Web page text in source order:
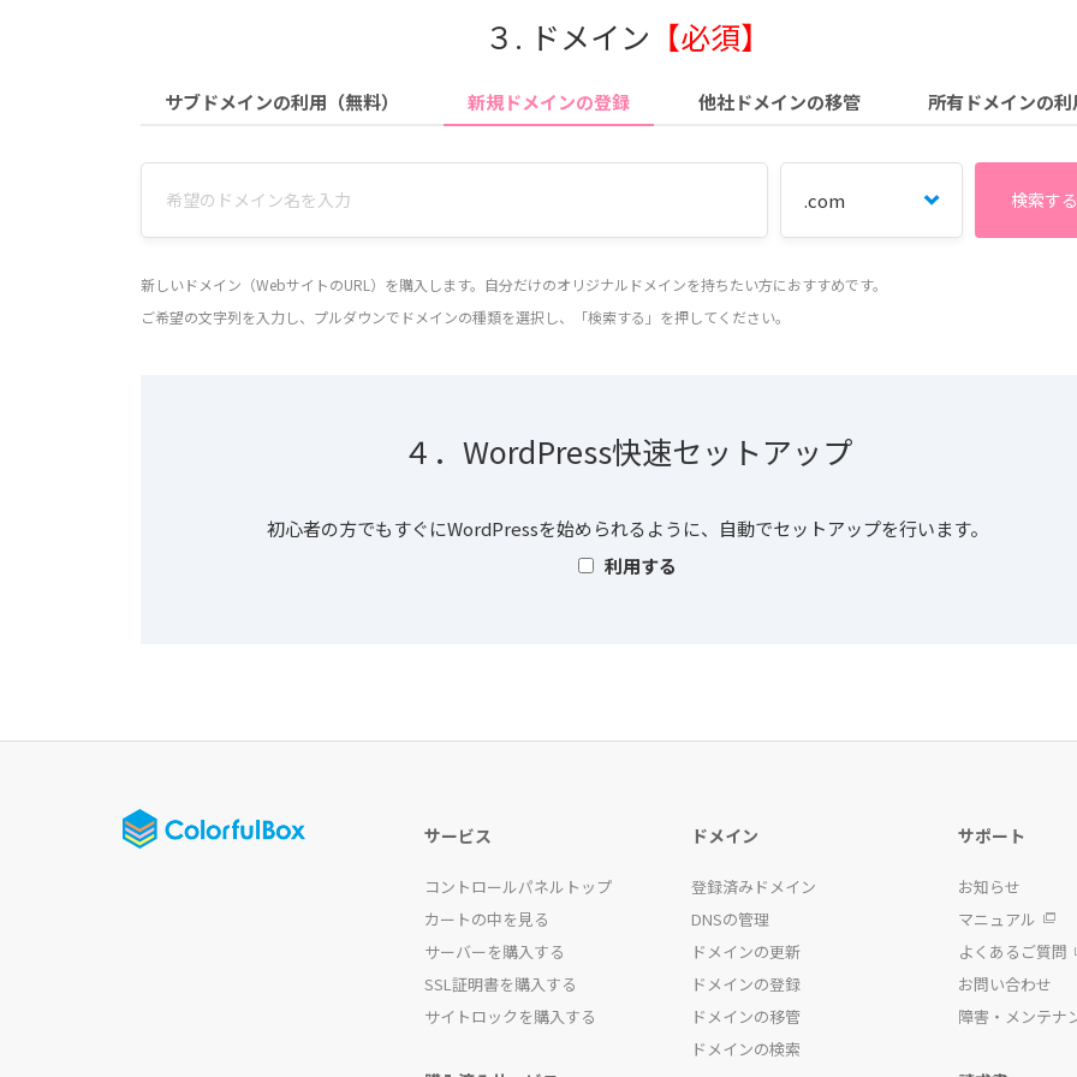
３. ドメイン 【必須】
サブドメインの利用（無料） 新規ドメインの登録 他社ドメインの移管 所有ドメインの利
新しいドメイン（WebサイトのURL）を購入します。自分だけのオリジナルドメインを持ちたい方におすすめです。
ご希望の文字列を入力し、プルダウンでドメインの種類を選択し、「検索する」を押してください。
４．WordPress快速セットアップ
初心者の方でもすぐにWordPressを始められるように、自動でセットアップを行います。
利用する
サービス
コントロールパネルトップ
カートの中を見る
サーバーを購入する
SSL証明書を購入する
サイトロックを購入する
ドメイン
登録済みドメイン
DNSの管理
ドメインの更新
ドメインの登録
ドメインの移管
ドメインの検索
サポート
お知らせ
マニュアル
よくあるご質問
お問い合わせ
障害・メンテナ